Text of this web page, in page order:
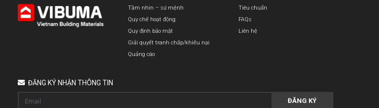
Tầm nhìn – sứ mệnh
Quy chế hoạt động
Quy định bảo mật
Giải quyết tranh chấp/khiếu nại
Quảng cáo
Tiêu chuẩn
FAQs
Liên hệ
ĐĂNG KÝ NHẬN THÔNG TIN
ĐĂNG KÝ